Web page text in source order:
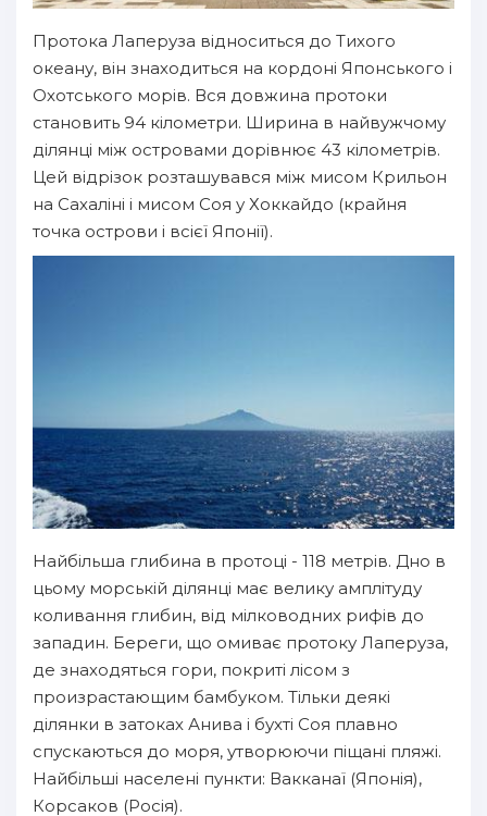
Протока Лаперуза відноситься до Тихого
океану, він знаходиться на кордоні Японського і
Охотського морів. Вся довжина протоки
становить 94 кілометри. Ширина в найвужчому
ділянці між островами дорівнює 43 кілометрів.
Цей відрізок розташувався між мисом Крильон
на Сахаліні і мисом Соя у Хоккайдо (крайня
точка острови і всієї Японії).
Найбільша глибина в протоці - 118 метрів. Дно в
цьому морській ділянці має велику амплітуду
коливання глибин, від мілководних рифів до
западин. Береги, що омиває протоку Лаперуза,
де знаходяться гори, покриті лісом з
произрастающим бамбуком. Тільки деякі
ділянки в затоках Анива і бухті Соя плавно
спускаються до моря, утворюючи піщані пляжі.
Найбільші населені пункти: Вакканаї (Японія),
Корсаков (Росія).